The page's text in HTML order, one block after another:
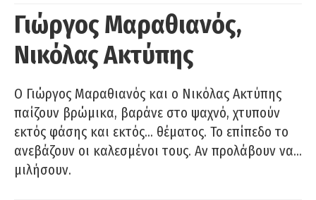
Γιώργος Μαραθιανός,
Νικόλας Ακτύπης
Ο Γιώργος Μαραθιανός και ο Νικόλας Ακτύπης
παίζουν βρώμικα, βαράνε στο ψαχνό, χτυπούν
εκτός φάσης και εκτός… θέματος. Το επίπεδο το
ανεβάζουν οι καλεσμένοι τους. Αν προλάβουν να…
μιλήσουν.